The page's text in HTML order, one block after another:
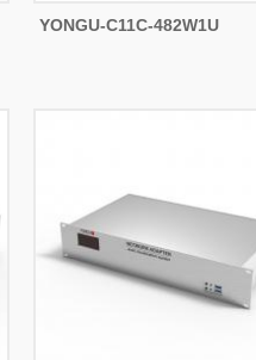
YONGU-C11C-482W1U